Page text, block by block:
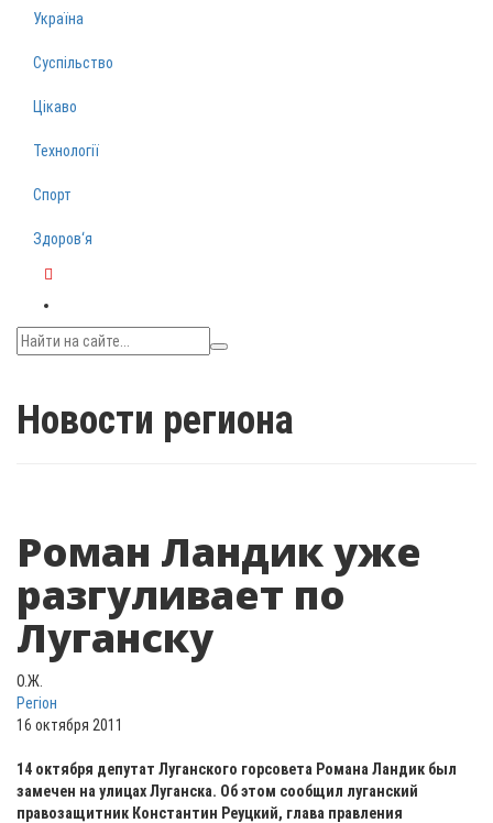
Україна
Суспільство
Цікаво
Технології
Спорт
Здоров‘я
Новости региона
Роман Ландик уже
разгуливает по
Луганску
О.Ж.
Регіон
16 октября 2011
14 октября депутат Луганского горсовета Романа Ландик был
замечен на улицах Луганска. Об этом сообщил луганский
правозащитник Константин Реуцкий, глава правления